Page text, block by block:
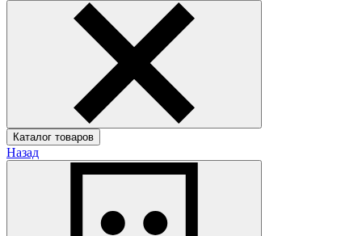
Каталог товаров
Назад